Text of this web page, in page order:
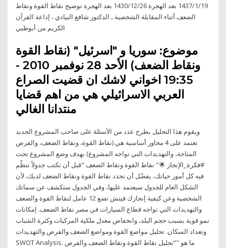
19‏‏/1‏‏/1437 بعد الهجرة 26‏‏/12‏‏/1430 بعد الهجرة توضيح نقاط القوة ونقاط
الضعف أثناء المقابلة الشخصية ـ الدكتور شافع النيادي ، إذاعة القرآن
الكريم من أبوظبي
موضوع: سوريا و "اسرئيل" (نقاط القوة
ونقاط الضعف) الأحد 28 نوفمبر 2010 -
19:35 اخواني لاشك ان قضيت الصراع
العربي الاسرائيلي هي من اهم قضايا
منتدانا الغالي
ويقوم هذا التحليل بطرح عدد من الأسئلة على صاحب المشروع الجديد
تعتمد على 4 محاور أساسية هي (نقاط القوة، ونقاط الضعف، والفرص
المتاحة، والتهديدات التي تواجه المشروع) بهدف وضع المشروع تحت
#فكرة_الإنجاز 🌟" نقاط القوة ونقاط الضعف "قبل أن تكتب جدولاً تنظّم
فيه كل أمور حياتك، يفضّل أن تحدد نقاط القوة ونقاط الضعف لديك، لأن
الشكل العام للجدول سيعتمد عليها، وفي الجدول ستكشف عن سماتك
الشخصية وعن كيفية إنجازك فيتش تضع 12 عامل لنقاط القوة والضعف
والتهديدات التي تواجه قطاع السيارات في مصر نقاط الضعف. إمكانات
نمو قوية بسبب حجم البلد، وانخفاض معدل ملكية المركبات وكثرة الشباب
وتعداد السكان. تحليل مواضع القوة ومواضع الضعف والفرص والتهديدات
SWOT Analysis. ما هو "“تحليل نقاط القوة ونقاط الضعف والفرص